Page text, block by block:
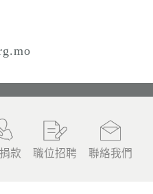
款 職位招聘 聯絡我們